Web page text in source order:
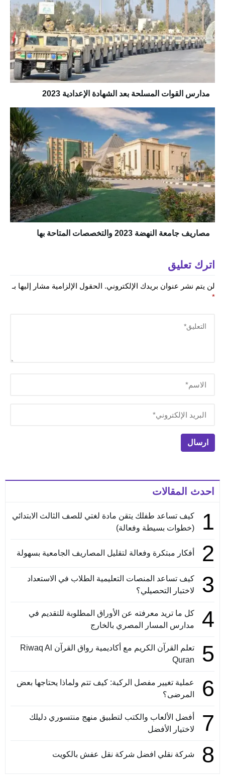
مدارس القوات المسلحة بعد الشهادة الإعدادية 2023
مصاريف جامعة النهضة 2023 والتخصصات المتاحة بها
اترك تعليق
لن يتم نشر عنوان بريدك الإلكتروني. الحقول الإلزامية مشار إليها بـ
*
احدث المقالات
1
كيف تساعد طفلك يتقن مادة لغتي للصف الثالث الابتدائي
(خطوات بسيطة وفعالة)
2 أفكار مبتكرة وفعالة لتقليل المصاريف الجامعية بسهولة
3
كيف تساعد المنصات التعليمية الطلاب في الاستعداد
لاختبار التحصيلي؟
4
كل ما تريد معرفته عن الأوراق المطلوبة للتقديم في
مدارس المسار المصري بالخارج
5
تعلم القرآن الكريم مع أكاديمية رواق القرآن Riwaq Al
Quran
6
عملية تغيير مفصل الركبة: كيف تتم ولماذا يحتاجها بعض
المرضى؟
7
أفضل الألعاب والكتب لتطبيق منهج منتسوري دليلك
لاختيار الأفضل
8 شركة نقلي افضل شركة نقل عفش بالكويت